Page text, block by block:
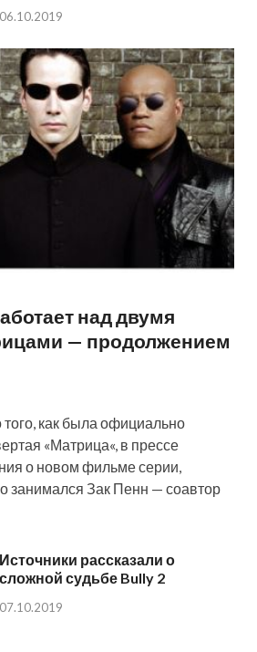
06.10.2019
над двумя
— продолжением
как была официально
«Матрица«, в прессе
о новом фильме серии,
занимался Зак Пенн — соавтор
Источники рассказали о
сложной судьбе Bully 2
07.10.2019